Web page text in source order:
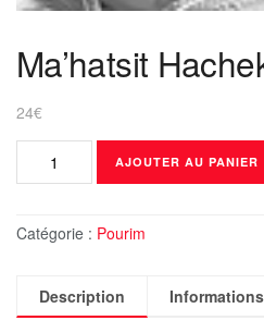
Ma’hatsit
24€
Hachekel
AJOUTER AU PANIER
Catégorie : Pourim
Description